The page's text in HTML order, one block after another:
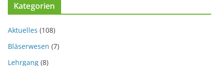
Kategorien
Aktuelles (108)
Bläserwesen (7)
Lehrgang (8)